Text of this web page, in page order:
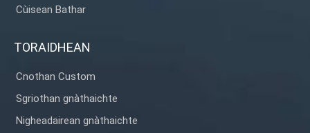
Cùisean Bathar
TORAIDHEAN
Cnothan Custom
Sgriothan gnàthaichte
Nigheadairean gnàthaichte